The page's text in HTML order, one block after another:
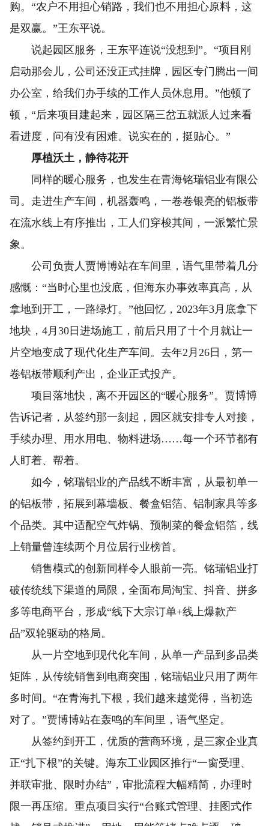
购。“农户不用担心销路，我们也不用担心原料，这
是双赢。”王东平说。
说起园区服务，王东平连说“没想到”。“项目刚
启动那会儿，公司还没正式挂牌，园区专门腾出一间
办公室，给我们办手续的工作人员休息用。”他顿了
顿，“后来项目建起来，园区隔三岔五就派人过来看
看进度，问有没有困难。说实在的，挺贴心。”
厚植沃土，静待花开
同样的暖心服务，也发生在青海铭瑞铝业有限公
司。走进生产车间，机器轰鸣，一卷卷银亮的铝板带
在流水线上有序推出，工人们穿梭其间，一派繁忙景
象。
公司负责人贾博博站在车间里，语气里带着几分
感慨：“当时心里也没底，但海东办事效率真高，从
拿地到开工，一路绿灯。”他回忆，2023年3月底拿下
地块，4月30日进场施工，前后只用了十个月就让一
片空地变成了现代化生产车间。去年2月26日，第一
卷铝板带顺利产出，企业正式投产。
项目落地快，离不开园区的“暖心服务”。贾博博
告诉记者，从签约那一刻起，园区就安排专人对接，
手续办理、用水用电、物料进场……每一个环节都有
人盯着、帮着。
如今，铭瑞铝业的产品线不断丰富，从最初单一
的铝板带，拓展到幕墙板、餐盒铝箔、铝制家具等多
个品类。其中适配空气炸锅、预制菜的餐盒铝箔，线
上销量曾连续两个月位居行业榜首。
销售模式的创新同样令人眼前一亮。铭瑞铝业打
破传统线下渠道的局限，全面布局淘宝、抖音、拼多
多等电商平台，形成“线下大宗订单+线上爆款产
品”双轮驱动的格局。
从一片空地到现代化车间，从单一产品到多品类
矩阵，从传统销售到电商突围，铭瑞铝业只用了两年
多时间。“在青海扎下根，我们越来越觉得，当初选
对了。”贾博博站在轰鸣的车间里，语气坚定。
从签约到开工，优质的营商环境，是三家企业真
正“扎下根”的关键。海东工业园区推行“一窗受理、
并联审批、限时办结”，审批流程大幅精简，办理时
限一再压缩。重点项目实行“台账式管理、挂图式作